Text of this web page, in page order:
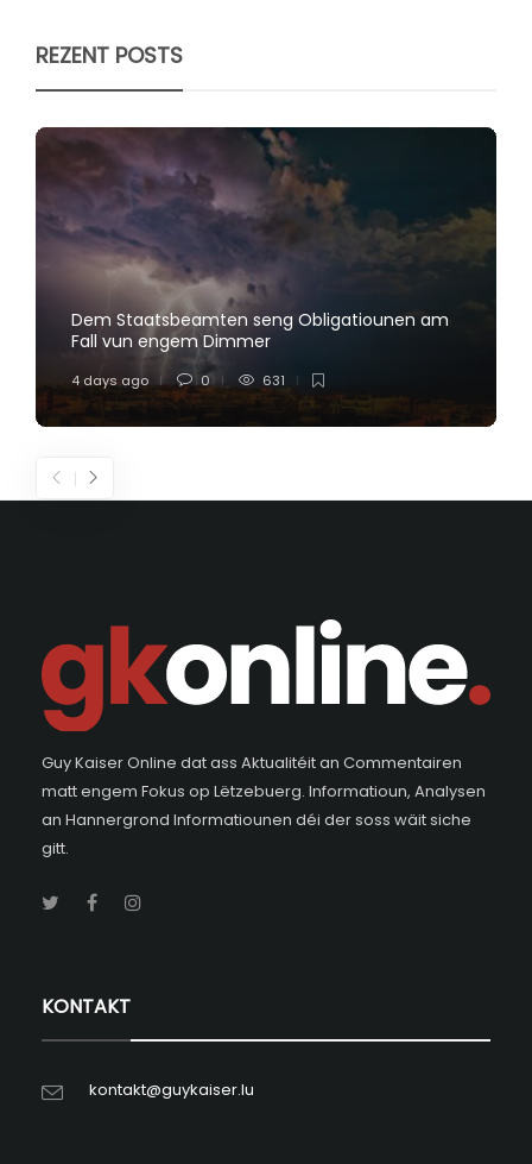
REZENT POSTS
Dem Staatsbeamten seng Obligatiounen am
Fall vun engem Dimmer
4 days ago 0 631
Guy Kaiser Online dat ass Aktualitéit an Commentairen
matt engem Fokus op Lëtzebuerg. Informatioun, Analysen
an Hannergrond Informatiounen déi der soss wäit siche
gitt.
KONTAKT
kontakt@guykaiser.lu